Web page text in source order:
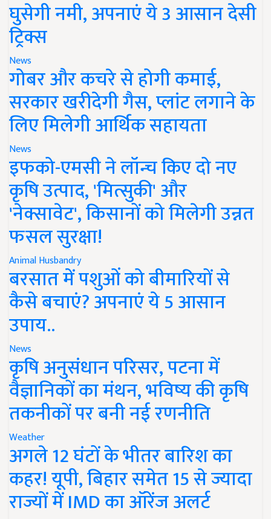
घुसेगी नमी, अपनाएं ये 3 आसान देसी
ट्रिक्स
News
गोबर और कचरे से होगी कमाई,
सरकार खरीदेगी गैस, प्लांट लगाने के
लिए मिलेगी आर्थिक सहायता
News
इफको-एमसी ने लॉन्च किए दो नए
कृषि उत्पाद, 'मित्सुकी' और
'नेक्सावेट', किसानों को मिलेगी उन्नत
फसल सुरक्षा!
Animal Husbandry
बरसात में पशुओं को बीमारियों से
कैसे बचाएं? अपनाएं ये 5 आसान
उपाय..
News
कृषि अनुसंधान परिसर, पटना में
वैज्ञानिकों का मंथन, भविष्य की कृषि
तकनीकों पर बनी नई रणनीति
Weather
अगले 12 घंटों के भीतर बारिश का
कहर! यूपी, बिहार समेत 15 से ज्यादा
राज्यों में IMD का ऑरेंज अलर्ट